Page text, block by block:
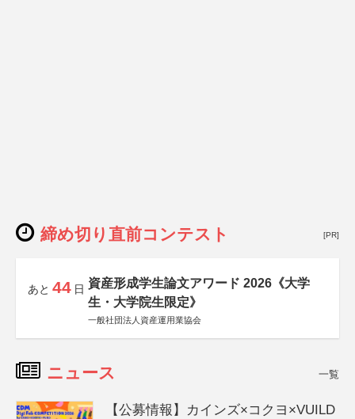
締め切り直前コンテスト [PR]
あと 44 日 資産形成学生論文アワード 2026《大学
生・大学院生限定》
一般社団法人資産運用業協会
ニュース 一覧
【公募情報】カインズ×コクヨ×VUILD